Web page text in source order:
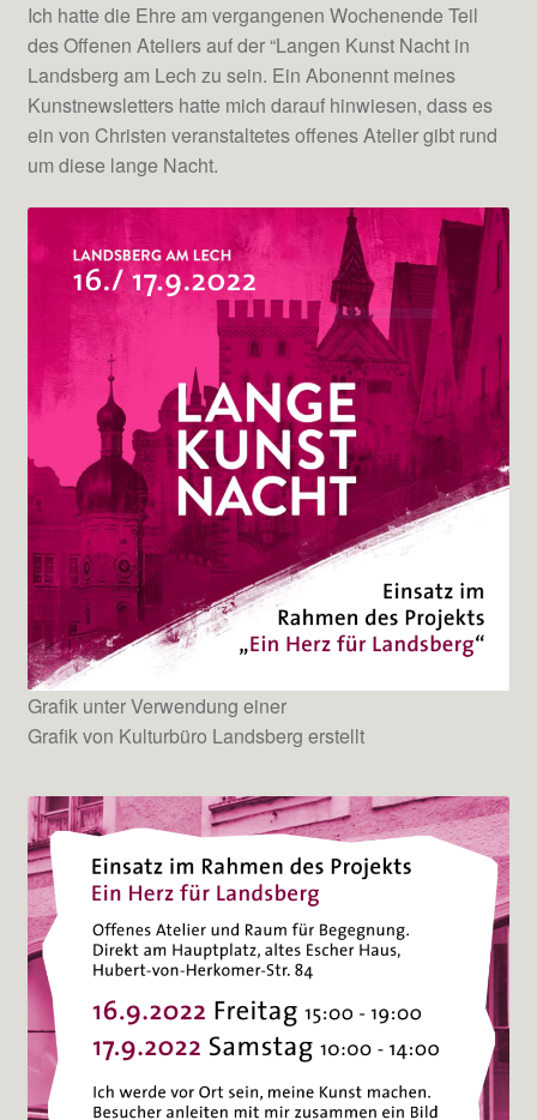
Ich hatte die Ehre am vergangenen Wochenende Teil
des Offenen Ateliers auf der “Langen Kunst Nacht in
Landsberg am Lech zu sein. Ein Abonennt meines
Kunstnewsletters hatte mich darauf hinwiesen, dass es
ein von Christen veranstaltetes offenes Atelier gibt rund
um diese lange Nacht.
Grafik unter Verwendung einer
Grafik von Kulturbüro Landsberg erstellt